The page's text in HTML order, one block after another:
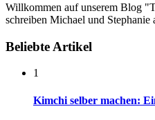
Willkommen auf unserem Blog
schreiben Michael und Stephanie
Beliebte Artikel
1
Kimchi selber machen: